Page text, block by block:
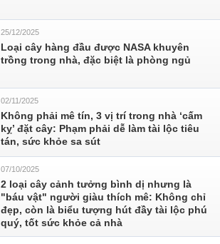
25/12/2025
Loại cây hàng đầu được NASA khuyên
trồng trong nhà, đặc biệt là phòng ngủ
02/11/2025
Không phải mê tín, 3 vị trí trong nhà ‘cấm
kỵ’ đặt cây: Phạm phải dễ làm tài lộc tiêu
tán, sức khỏe sa sút
07/10/2025
2 loại cây cảnh tưởng bình dị nhưng là
"báu vật" người giàu thích mê: Không chỉ
đẹp, còn là biểu tượng hút đầy tài lộc phú
quý, tốt sức khỏe cả nhà